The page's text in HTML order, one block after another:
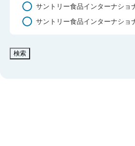
サントリー食品インターナショ
サントリー食品インターナショ
検索